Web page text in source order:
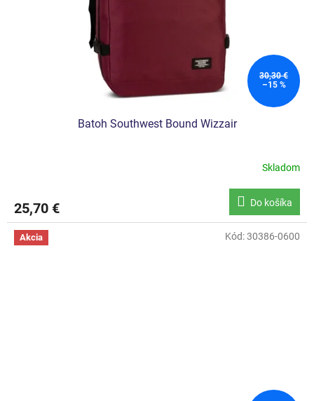
30,30 €
–15 %
Batoh Southwest Bound Wizzair
Skladom
25,70 € Do košíka
Akcia Kód:30386-0600